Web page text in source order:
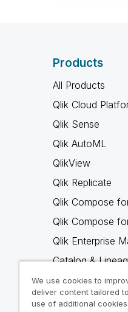
Products
All Products
Qlik Cloud
Qlik Sense
Qlik AutoML
QlikView
Qlik Replicate
Qlik Compose
Qlik Compose
Qlik Enterprise
Catalog &
Qlik Gold Client
Why Qlik
We use cookies to
deliver content tailored
use of additional